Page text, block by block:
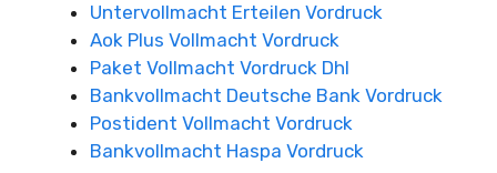
Untervollmacht Erteilen Vordruck
Aok Plus Vollmacht Vordruck
Paket Vollmacht Vordruck Dhl
Bankvollmacht Deutsche Bank Vordruck
Postident Vollmacht Vordruck
Bankvollmacht Haspa Vordruck